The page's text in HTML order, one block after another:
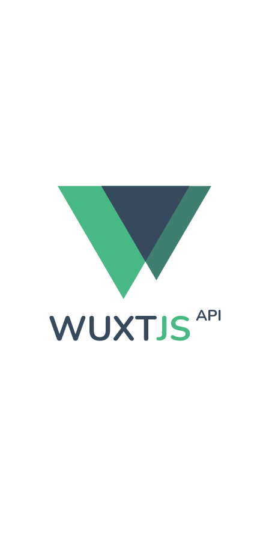
WUXTJS API